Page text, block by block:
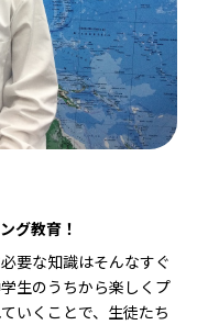
グ教育！
要な知識はそんなすぐ
生のうちから楽しくプ
いくことで、生徒たち